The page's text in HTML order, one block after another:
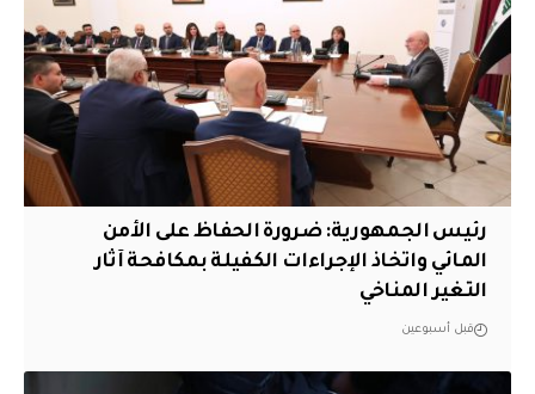
رئيس الجمهورية: ضرورة الحفاظ على الأمن
المائي واتخاذ الإجراءات الكفيلة بمكافحة آثار
التغير المناخي
قبل أسبوعين